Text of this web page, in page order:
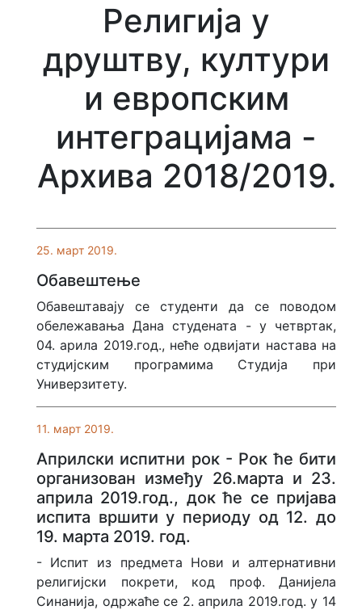
Каталог студијских програма
Правила студирања
Закони
Признавање страних
високошколских исправа
Верификација исправа
Центар за континуирану едукацију
Истраживање о дипломираним
студентима
Анализе и прегледи
Једнакост приступа
високом образовању
Међународно заједничко
менторство
Религија у
друштву, култури
и европским
интеграцијама -
Архива 2018/2019.
25. март 2019.
Обавештење
Обавештавају се студенти да се поводом
обележавања Дана студената - у четвртак,
04. арила 2019.год., неће одвијати настава на
студијским програмима Студија при
Универзитету.
11. март 2019.
Априлски испитни рок - Рок ће бити
организован између 26.марта и 23.
априла 2019.год., док ће се пријава
испита вршити у периоду од 12. до
19. марта 2019. год.
- Испит из предмета Нови и алтернативни
религијски покрети, код проф. Данијела
Синанија, одржаће се 2. априла 2019.год. у 14